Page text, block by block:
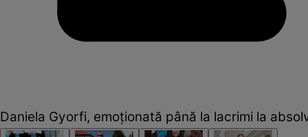
Daniela Gyorfi, emoționată până la lacrimi la